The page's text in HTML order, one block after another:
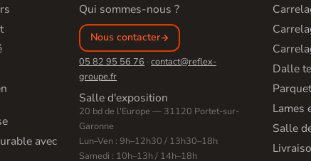
avec
Qui sommes-nous ?
Nous contacter
05 82 95 56 76 ·contact@reflex-
groupe.fr
Salle d'exposition
20 bd de l'Europe — 31120 Portet-sur-
Garonne
Lun–Ven : 9h–12h30 / 13h30–18h
Samedi : 10h–13h / 14h–18h
Dalle
Parquet
Lames
Salle